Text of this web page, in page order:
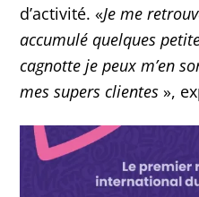
d’activité. «Je me
accumulé quelques
cagnotte je peux m’en
mes supers clientes »,